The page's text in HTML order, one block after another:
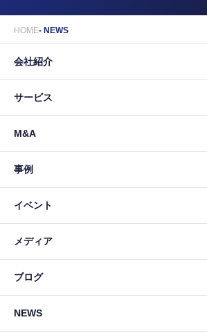
HOME NEWS
会社紹介
サービス
M&A
事例
イベント
メディア
ブログ
NEWS